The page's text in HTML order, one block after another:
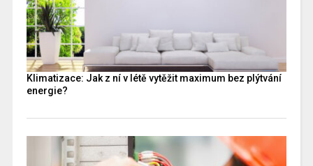
Klimatizace: Jak z ní v létě vytěžit maximum bez plýtvání
energie?